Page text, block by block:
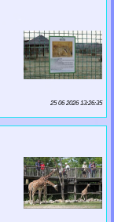
25 06 2026 13:26:35